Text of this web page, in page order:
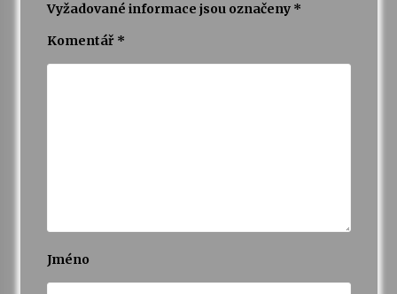
Vyžadované informace jsou označeny *
Komentář *
Jméno